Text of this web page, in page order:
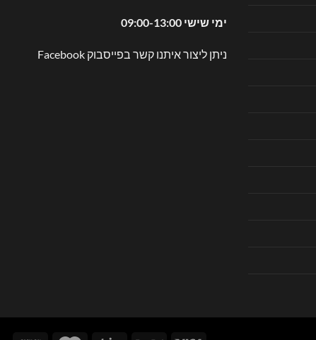
ימי שישי 09:00-13:00
ניתן ליצור איתנו קשר בפייסבוק Facebook